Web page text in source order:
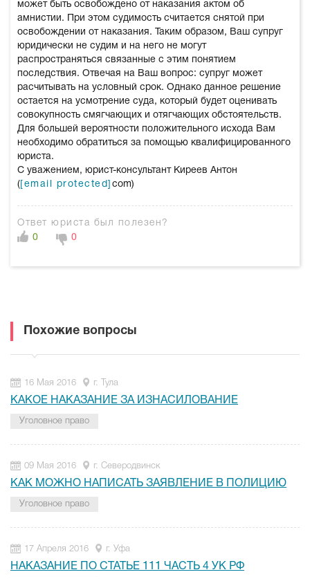
может быть освобождено от наказания актом об
амнистии. При этом судимость считается снятой при
освобождении от наказания. Таким образом, Ваш супруг
юридически не судим и на него не могут
распространяться связанные с этим понятием
последствия. Отвечая на Ваш вопрос: супруг может
расчитывать на условный срок. Однако данное решение
остается на усмотрение суда, который будет оценивать
совокупность смягчающих и отягчающих обстоятельств.
Для большей вероятности положительного исхода Вам
необходимо обратиться за помощью квалифицированного
юриста.
С уважением, юрист-консультант Киреев Антон
( [email protected] com)
Ответ юриста был полезен?
0
0
Похожие вопросы
16 Мая 2016 г. Тула
КАКОЕ НАКАЗАНИЕ ЗА ИЗНАСИЛОВАНИЕ
Уголовное право
09 Мая 2016 г. Северодвинск
КАК МОЖНО НАПИСАТЬ ЗАЯВЛЕНИЕ В ПОЛИЦИЮ
Уголовное право
17 Апреля 2016 г. Уфа
НАКАЗАНИЕ ПО СТАТЬЕ 111 ЧАСТЬ 4 УК РФ